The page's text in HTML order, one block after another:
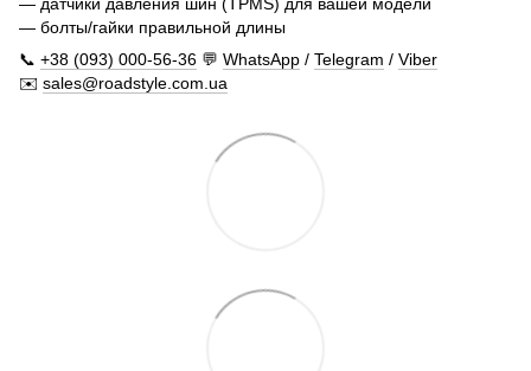
— болты/гайки правильной длины
📞 +38 (093) 000-56-36 💬 WhatsApp / Telegram / Viber
✉️ sales@roadstyle.com.ua